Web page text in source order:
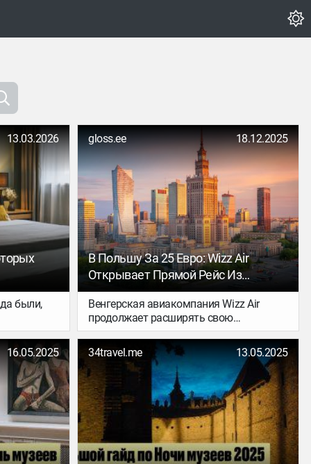
13.03.2026
были,
хочется
В новом
список
если
с
отели в
– но
нас
gloss.ee 18.12.2025
В Польшу За 25 Евро: Wizz Air
Открывает Прямой Рейс Из
Таллинна В Варшаву
Венгерская авиакомпания Wizz Air
продолжает расширять свою
маршрутную сеть из Таллинна. С конца
марта 2026 года перевозчик запустит
прямые рейсы в Варшаву — столицу
Польши. Это направление станет уже
седьмым в портфеле Wizz Air с вылетом
из Эстонии, пишет Turist.
16.05.2025 34travel.me 13.05.2025